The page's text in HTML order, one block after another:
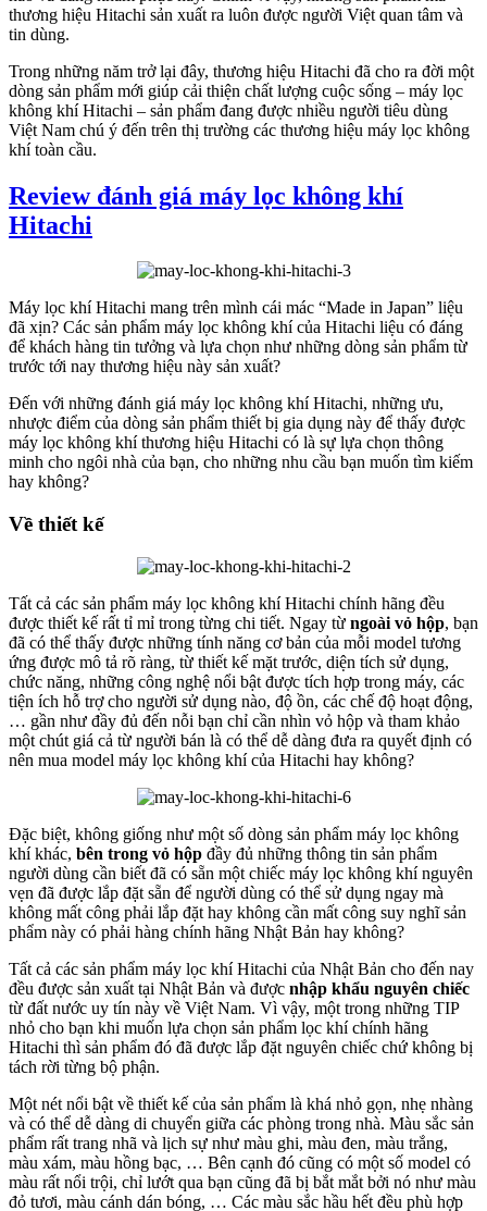
thương hiệu Hitachi sản xuất ra luôn được người Việt quan tâm và
tin dùng.
Trong những năm trở lại đây, thương hiệu Hitachi đã cho ra đời một
dòng sản phẩm mới giúp cải thiện chất lượng cuộc sống – máy lọc
không khí Hitachi – sản phẩm đang được nhiều người tiêu dùng
Việt Nam chú ý đến trên thị trường các thương hiệu máy lọc không
khí toàn cầu.
Review đánh giá máy lọc không khí
Hitachi
Máy lọc khí Hitachi mang trên mình cái mác “Made in Japan” liệu
đã xịn? Các sản phẩm máy lọc không khí của Hitachi liệu có đáng
để khách hàng tin tưởng và lựa chọn như những dòng sản phẩm từ
trước tới nay thương hiệu này sản xuất?
Đến với những đánh giá máy lọc không khí Hitachi, những ưu,
nhược điểm của dòng sản phẩm thiết bị gia dụng này để thấy được
máy lọc không khí thương hiệu Hitachi có là sự lựa chọn thông
minh cho ngôi nhà của bạn, cho những nhu cầu bạn muốn tìm kiếm
hay không?
Về thiết kế
Tất cả các sản phẩm máy lọc không khí Hitachi chính hãng đều
được thiết kế rất tỉ mỉ trong từng chi tiết. Ngay từ ngoài vỏ hộp, bạn
đã có thể thấy được những tính năng cơ bản của mỗi model tương
ứng được mô tả rõ ràng, từ thiết kế mặt trước, diện tích sử dụng,
chức năng, những công nghệ nổi bật được tích hợp trong máy, các
tiện ích hỗ trợ cho người sử dụng nào, độ ồn, các chế độ hoạt động,
… gần như đầy đủ đến nỗi bạn chỉ cần nhìn vỏ hộp và tham khảo
một chút giá cả từ người bán là có thể dễ dàng đưa ra quyết định có
nên mua model máy lọc không khí của Hitachi hay không?
Đặc biệt, không giống như một số dòng sản phẩm máy lọc không
khí khác, bên trong vỏ hộp đầy đủ những thông tin sản phẩm
người dùng cần biết đã có sẵn một chiếc máy lọc không khí nguyên
vẹn đã được lắp đặt sẵn để người dùng có thể sử dụng ngay mà
không mất công phải lắp đặt hay không cần mất công suy nghĩ sản
phẩm này có phải hàng chính hãng Nhật Bản hay không?
Tất cả các sản phẩm máy lọc khí Hitachi của Nhật Bản cho đến nay
đều được sản xuất tại Nhật Bản và được nhập khẩu nguyên chiếc
từ đất nước uy tín này về Việt Nam. Vì vậy, một trong những TIP
nhỏ cho bạn khi muốn lựa chọn sản phẩm lọc khí chính hãng
Hitachi thì sản phẩm đó đã được lắp đặt nguyên chiếc chứ không bị
tách rời từng bộ phận.
Một nét nổi bật về thiết kế của sản phẩm là khá nhỏ gọn, nhẹ nhàng
và có thể dễ dàng di chuyển giữa các phòng trong nhà. Màu sắc sản
phẩm rất trang nhã và lịch sự như màu ghi, màu đen, màu trắng,
màu xám, màu hồng bạc, … Bên cạnh đó cũng có một số model có
màu rất nổi trội, chỉ lướt qua bạn cũng đã bị bắt mắt bởi nó như màu
đỏ tươi, màu cánh dán bóng, … Các màu sắc hầu hết đều phù hợp